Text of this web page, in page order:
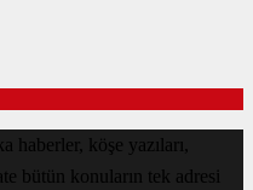
haberler, köşe yazıları,
bütün konuların tek adresi